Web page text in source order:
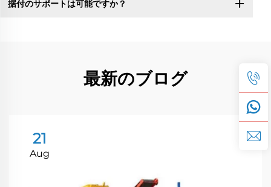
据付のサポートは可能ですか？
最新のブログ
21
Aug